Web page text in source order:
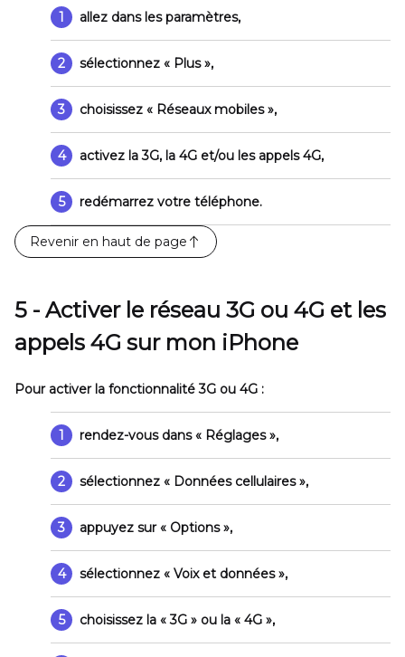
1 allez dans les paramètres,
2 sélectionnez « Plus »,
3 choisissez « Réseaux mobiles »,
4 activez la 3G, la 4G et/ou les appels 4G,
5 redémarrez votre téléphone.
Revenir en haut de page
5 - Activer le réseau 3G ou 4G et les
appels 4G sur mon iPhone
Pour activer la fonctionnalité 3G ou 4G :
1 rendez-vous dans« Réglages »,
2 sélectionnez « Données cellulaires »,
3 appuyez sur« Options »,
4 sélectionnez « Voix et données »,
5 choisissez la « 3G » ou la « 4G »,